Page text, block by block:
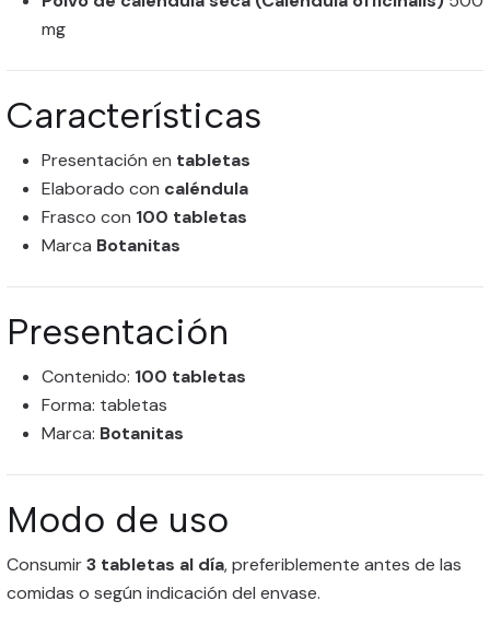
mg
Características
Presentación en tabletas
Elaborado con caléndula
Frasco con 100 tabletas
Marca Botanitas
Presentación
Contenido: 100 tabletas
Forma: tabletas
Marca: Botanitas
Modo de uso
Consumir3 tabletas al día, preferiblemente antes de las
comidas o según indicación del envase.